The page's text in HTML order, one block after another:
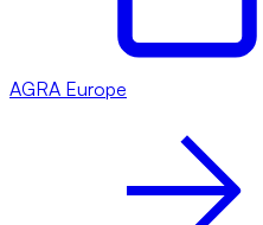
AGRA Europe